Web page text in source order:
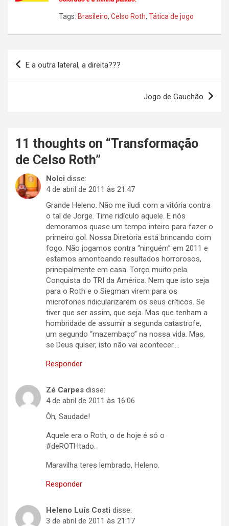
Tags: Brasileiro, Celso Roth, Tática de jogo
Navegação
E a outra lateral, a direita???
Jogo de Gauchão
11 thoughts on “Transformação
de Celso Roth”
Nolci disse:
4 de abril de 2011 às 21:47
Grande Heleno. Não me iludi com a vitória contra
o tal de Jorge. Time ridículo aquele. E nós
demoramos quase um tempo inteiro para fazer o
primeiro gol. Nossa Diretoria está brincando com
fogo. Não jogamos contra “ninguém” em 2011 e
estamos amontoando resultados horrorosos,
principalmente em casa. Torço muito pela
Conquista do TRI da América. Nem que isto seja
para o Roth e o Siegman virem para os
microfones ridicularizarem os seus críticos. Se
tiver que ser assim, que seja. Mas que tenham a
hombridade de assumir a segunda catastrofe,
um segundo “mazembaço” na nossa vida. Mas,
se Deus quiser, isto não vai acontecer….
Responder
Zé Carpes disse:
4 de abril de 2011 às 16:06
Ôh, Saudade!
Aquele era o Roth, o de hoje é só o
#deROTHtado.
Maravilha teres lembrado, Heleno.
Responder
Heleno Luís Costi disse:
3 de abril de 2011 às 21:17